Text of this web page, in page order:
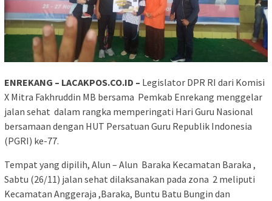
ENREKANG – LACAKPOS.CO.ID – Legislator DPR RI dari Komisi
X Mitra Fakhruddin MB bersama Pemkab Enrekang menggelar
jalan sehat dalam rangka memperingati Hari Guru Nasional
bersamaan dengan HUT Persatuan Guru Republik Indonesia
(PGRI) ke-77.
Tempat yang dipilih, Alun – Alun Baraka Kecamatan Baraka ,
Sabtu (26/11) jalan sehat dilaksanakan pada zona 2 meliputi
Kecamatan Anggeraja ,Baraka, Buntu Batu Bungin dan